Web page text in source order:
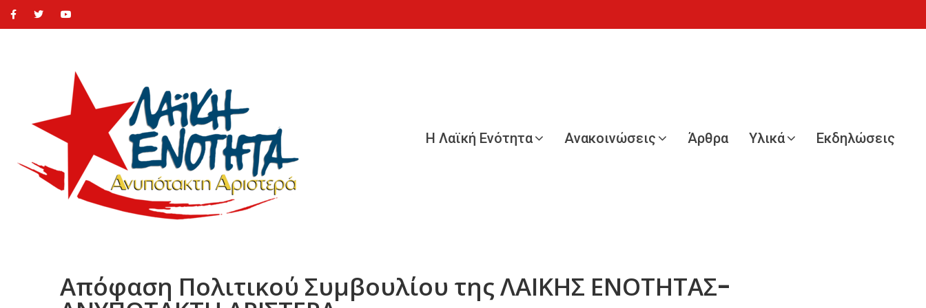
Η Λαϊκή Ενότητα Ανακοινώσεις Άρθρα Υλικά Εκδηλώσεις
Απόφαση Πολιτικού Συμβουλίου της ΛΑΙΚΗΣ ΕΝΟΤΗΤΑΣ-